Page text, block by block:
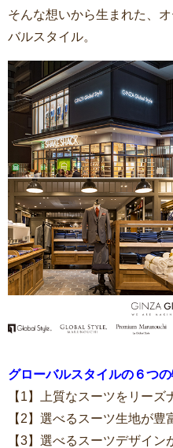
そんな想いから生まれた、
バルスタイル。
グローバルスタイルの６つ
【1】上質なスーツをリーズ
【2】選べるスーツ生地が豊
【3】選べるスーツデザイン